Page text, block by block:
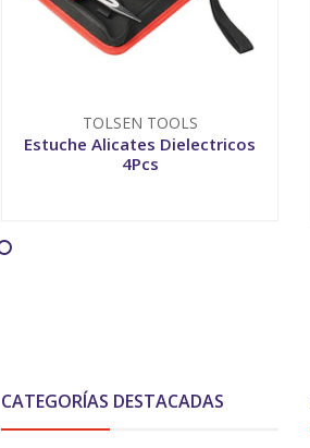
TOLSEN TOOLS
Estuche Alicates Dielectricos
4Pcs
CATEGORÍAS DESTACADAS